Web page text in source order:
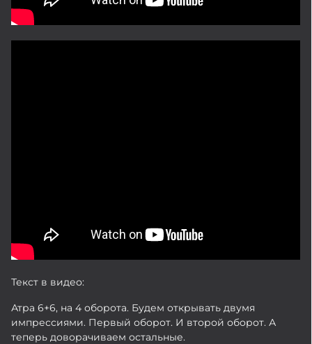
Текст в видео:
Атра 6+6, на 4 оборота. Будем открывать двумя
импрессиями. Первый оборот. И второй оборот. А
теперь доворачиваем остальные.